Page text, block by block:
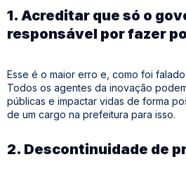
1. Acreditar que só o
responsável por fazer
Esse é o maior erro e, como foi
Todos os agentes da inovação
públicas e impactar vidas de forma
de um cargo na prefeitura para isso.
2. Descontinuidade de